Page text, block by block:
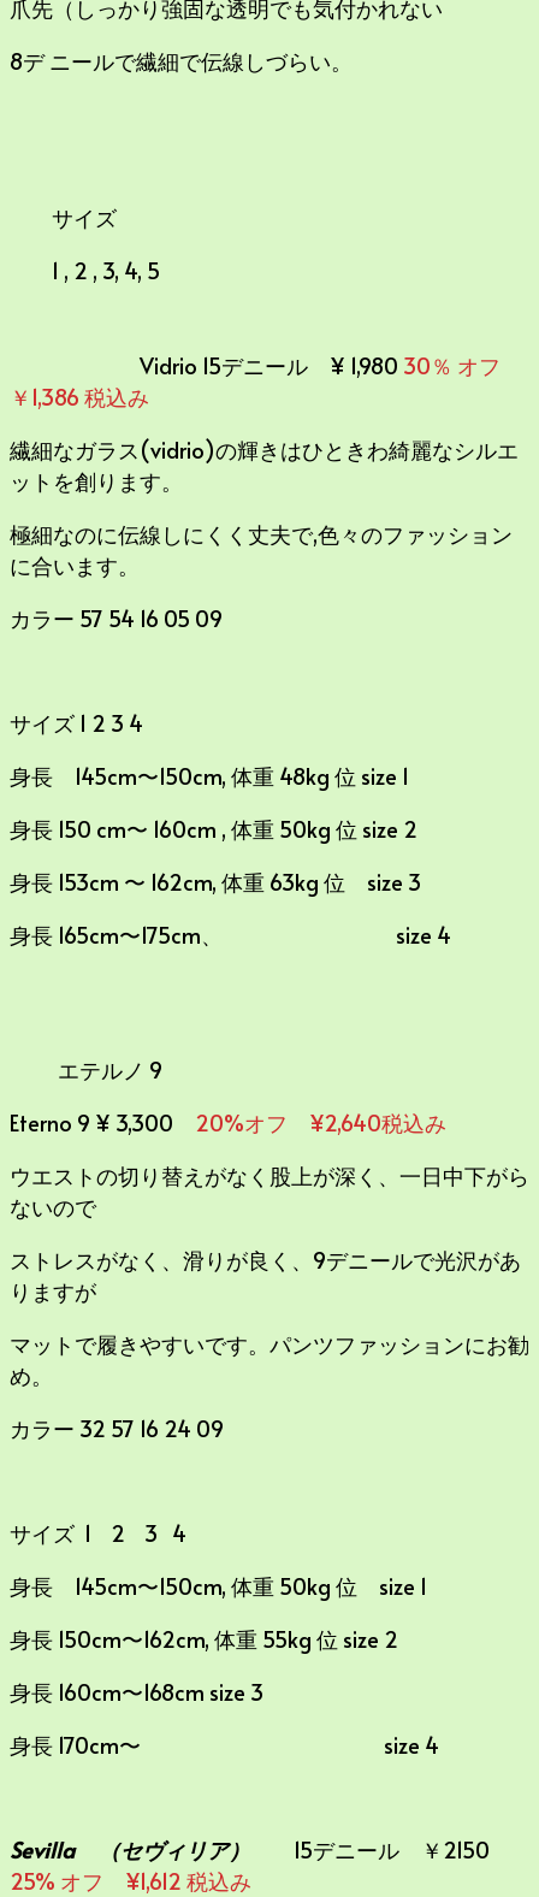
爪先（しっかり強固な透明でも気付かれない
8デ ニールで繊細で伝線しづらい。
サイズ
1 , 2 , 3, 4, 5
Vidrio 15デニール ¥ 1,980 30％ オフ
￥1,386 税込み
繊細なガラス(vidrio)の輝きはひときわ綺麗なシルエ
ットを創ります。
極細なのに伝線しにくく丈夫で,色々のファッション
に合います。
カラー 57 54 16 05 09
サイズ 1 2 3 4
身長 145cm〜150cm, 体重 48kg 位 size 1
身長 150 cm〜 160cm , 体重 50kg 位 size 2
身長 153cm 〜 162cm, 体重 63kg 位 size 3
身長 165cm〜175cm、 size 4
エテルノ 9
Eterno 9 ¥ 3,300 20%オフ ¥2,640税込み
ウエストの切り替えがなく股上が深く、一日中下がら
ないので
ストレスがなく、滑りが良く、9デニールで光沢があ
りますが
マットで履きやすいです。パンツファッションにお勧
め。
カラー 32 57 16 24 09
サイズ 1 2 3 4
身長 145cm〜150cm, 体重 50kg 位 size 1
身長 150cm〜162cm, 体重 55kg 位 size 2
身長 160cm〜168cm size 3
身長 170cm〜 size 4
Sevilla （セヴィリア） 15デニール ￥2150
25% オフ ¥1,612 税込み